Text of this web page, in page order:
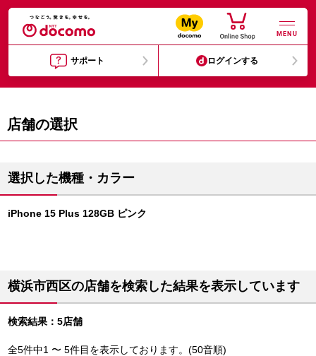
MENU
サポート ログインする
店舗の選択
選択した機種・カラー
iPhone 15 Plus 128GB ピンク
横浜市西区の店舗を検索した結果を表示しています
検索結果：5店舗
全5件中1 〜 5件目を表示しております。(50音順)